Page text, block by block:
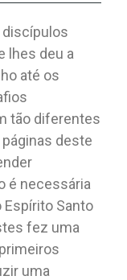
discípulos
lhes deu a
até os
tão diferentes
deste
é necessária
Espírito Santo
fez uma
uma